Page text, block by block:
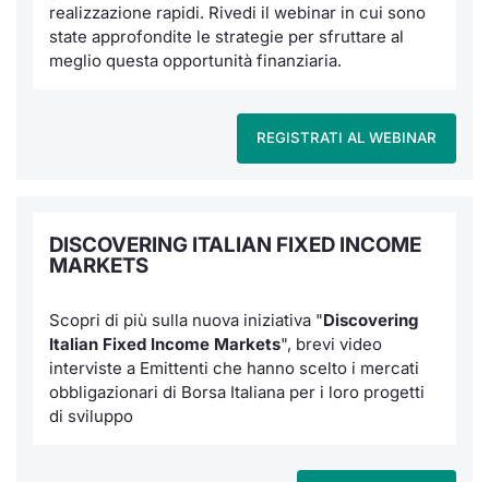
realizzazione rapidi. Rivedi il webinar in cui sono
state approfondite le strategie per sfruttare al
meglio questa opportunità finanziaria.
REGISTRATI AL WEBINAR
DISCOVERING ITALIAN FIXED INCOME
MARKETS
Scopri di più sulla nuova iniziativa "Discovering
Italian Fixed Income Markets", brevi video
interviste a Emittenti che hanno scelto i mercati
obbligazionari di Borsa Italiana per i loro progetti
di sviluppo